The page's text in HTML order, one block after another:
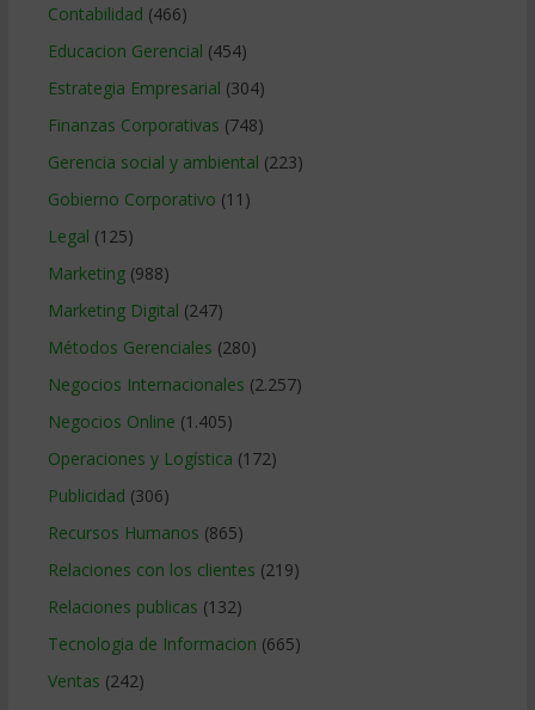
Contabilidad (466)
Educacion Gerencial (454)
Estrategia Empresarial (304)
Finanzas Corporativas (748)
Gerencia social y ambiental (223)
Gobierno Corporativo (11)
Legal (125)
Marketing(988)
Marketing Digital (247)
Métodos Gerenciales (280)
Negocios Internacionales (2.257)
Negocios Online (1.405)
Operaciones y Logística (172)
Publicidad (306)
Recursos Humanos (865)
Relaciones con los clientes (219)
Relaciones publicas (132)
Tecnologia de Informacion (665)
Ventas (242)